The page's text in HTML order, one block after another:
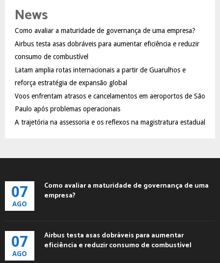
h
o
r
:
R
News
Como avaliar a maturidade de governança de uma empresa?
Airbus testa asas dobráveis para aumentar eficiência e reduzir
consumo de combustível
Latam amplia rotas internacionais a partir de Guarulhos e
reforça estratégia de expansão global
Voos enfrentam atrasos e cancelamentos em aeroportos de São
Paulo após problemas operacionais
A trajetória na assessoria e os reflexos na magistratura estadual
07
AGO
Como avaliar a maturidade de governança de uma
empresa?
07
AGO
Airbus testa asas dobráveis para aumentar
eficiência e reduzir consumo de combustível